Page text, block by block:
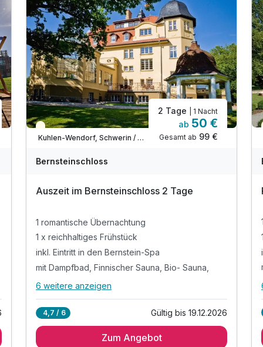
Teilweise ausgelastet
Kuhlen-Wendorf, Schwerin / Westmecklenburg
2 Tage | 1 Nacht
ab 50 €
Gesamt ab 99 €
Bernsteinschloss
Auszeit im Bernsteinschloss 2 Tage
1 romantische Übernachtung
1 x reichhaltiges Frühstück
inkl. Eintritt in den Bernstein-Spa
mit Dampfbad, Finnischer Sauna, Bio- Sauna,
Alle Inklusivleistungen
1 x reichhaltiges Frühstück
6 weitere anzeigen
4,7 / 6 Gültig bis 19.12.2026
Zum Angebot